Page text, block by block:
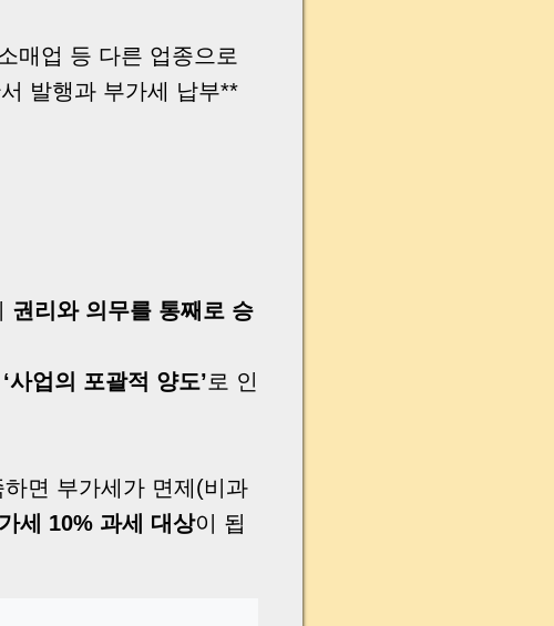
매업 등 다른 업종으로
발행과 부가세 납부**
권리와 의무를 통째로 승
‘사업의 포괄적 양도’로 인
면 부가세가 면제(비과
세 10% 과세 대상이 됩